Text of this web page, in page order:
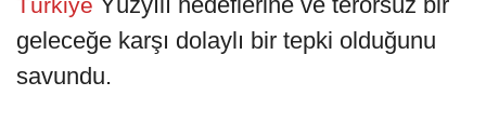
geleceğe karşı dolaylı bir tepki olduğunu
savundu.